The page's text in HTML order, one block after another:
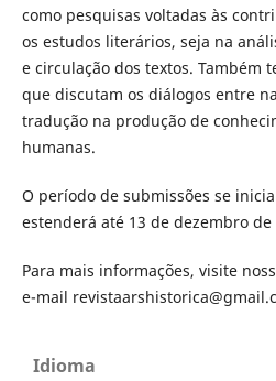
como pesquisas voltadas às
os estudos literários, seja na
e circulação dos textos. Também
que discutam os diálogos entre
tradução na produção de
humanas.
O período de submissões se
estenderá até 13 de dezembro de
Para mais informações, visite
e-mail
Idioma